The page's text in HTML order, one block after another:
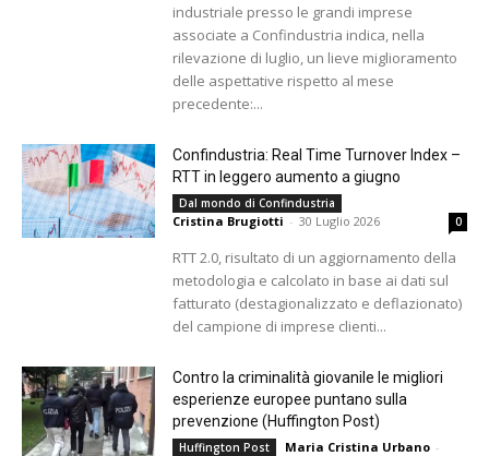
industriale presso le grandi imprese
associate a Confindustria indica, nella
rilevazione di luglio, un lieve miglioramento
delle aspettative rispetto al mese
precedente:...
Confindustria: Real Time Turnover Index –
RTT in leggero aumento a giugno
Dal mondo di Confindustria
Cristina Brugiotti - 30 Luglio 2026 0
RTT 2.0, risultato di un aggiornamento della
metodologia e calcolato in base ai dati sul
fatturato (destagionalizzato e deflazionato)
del campione di imprese clienti...
Contro la criminalità giovanile le migliori
esperienze europee puntano sulla
prevenzione (Huffington Post)
Huffington Post Maria Cristina Urbano -